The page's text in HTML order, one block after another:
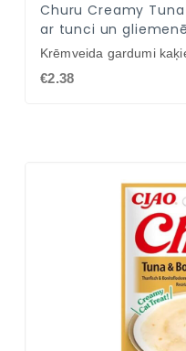
Churu Creamy
ar tunci un
Krēmveida gardumi
€2.38